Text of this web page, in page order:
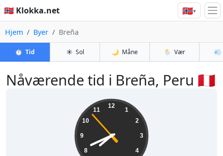
🇳🇴 Klokka.net 🇳🇴▾
Hjem Byer Breña
⏱️ Tid ☀️ Sol 🌙 Måne 🌦️ Vær 💨
Nåværende tid i Breña, Peru 🇵🇪
12
1
2
3
4
8
9
10
11